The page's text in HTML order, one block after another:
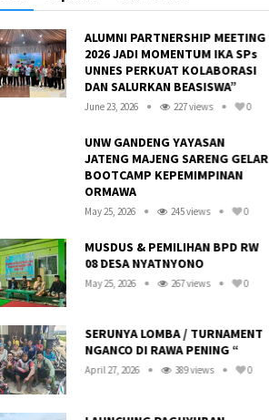
ALUMNI PARTNERSHIP MEETING
2026 JADI MOMENTUM IKA SPs
UNNES PERKUAT KOLABORASI
DAN SALURKAN BEASISWA”
June 23, 2026 227 views 0
UNW GANDENG YAYASAN
JATENG MAJENG SARENG GELAR
BOOTCAMP KEPEMIMPINAN
ORMAWA
May 25, 2026 245 views 0
MUSDUS & PEMILIHAN BPD RW
08 DESA NYATNYONO
May 25, 2026 267 views 0
SERUNYA LOMBA / TURNAMENT
NGANCO DI RAWA PENING “
April 27, 2026 389 views 0